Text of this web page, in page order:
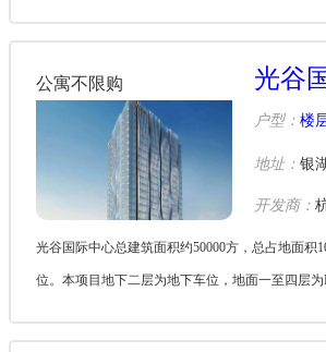
公寓不限购 光谷
户型： 楼
地址： 银
开发商：
光谷国际中心总建筑面积约50000方，总占地面积
位。本项目地下二层为地下车位，地面一至四层